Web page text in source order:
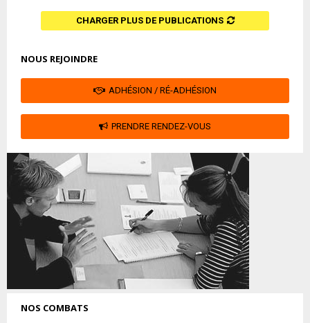
CHARGER PLUS DE PUBLICATIONS
NOUS REJOINDRE
ADHÉSION / RÉ-ADHÉSION
PRENDRE RENDEZ-VOUS
NOS COMBATS